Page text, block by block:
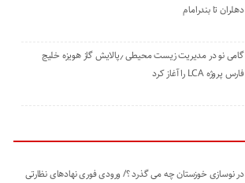
دهلران تا بندرامام
گامی نو در مدیریت زیست ‌محیطی ٫پالایش گاز هویزه خلیج
‌فارس پروژه LCA را آغاز کرد
در نوسازی خوزستان چه می گذرد ؟/ ورودی فوری نهادهای نظارتی